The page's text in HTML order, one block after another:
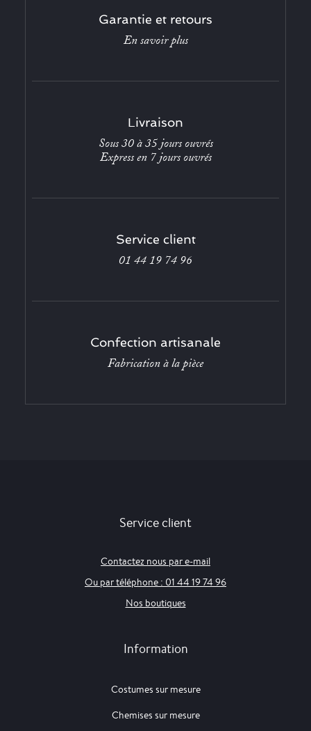
Garantie et retours
En savoir plus
Livraison
Sous 30 à 35 jours ouvrés
Express en 7 jours ouvrés
Service client
01 44 19 74 96
Confection artisanale
Fabrication à la pièce
Service client
Contactez nous par e-mail
Ou par téléphone : 01 44 19 74 96
Nos boutiques
Information
Costumes sur mesure
Chemises sur mesure